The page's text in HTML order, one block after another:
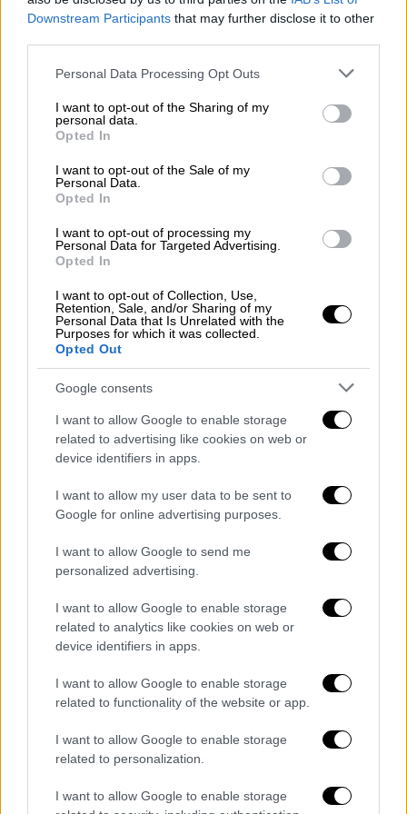
Downstream Participants that may further disclose it to other
Please note that this website/app uses one or more Google
not limited to your visit or usage behaviour. You may click to
grant or deny consent to Google and its third-party tags to
use your data for below specified purposes in below Google
consent section.
Personal Data Processing Opt Outs
I want to opt-out of the Sharing of my
personal data.
Opted In
I want to opt-out of the Sale of my
Personal Data.
Opted In
I want to opt-out of processing my
Personal Data for Targeted Advertising.
Opted In
I want to opt-out of Collection, Use,
Retention, Sale, and/or Sharing of my
Personal Data that Is Unrelated with the
Purposes for which it was collected.
Opted Out
Google consents
I want to allow Google to enable storage
related to advertising like cookies on web or
device identifiers in apps.
I want to allow my user data to be sent to
Google for online advertising purposes.
I want to allow Google to send me
personalized advertising.
I want to allow Google to enable storage
related to analytics like cookies on web or
device identifiers in apps.
I want to allow Google to enable storage
related to functionality of the website or app.
I want to allow Google to enable storage
related to personalization.
I want to allow Google to enable storage
Συνταγές|23.04.2022 08:50
Κοκορέτσι παραδοσιακό
Συνταγή για τον πατροπαράδοτο μεζέ του
πασχαλινού τραπεζιού.
Food & Drink09.10.2020 10:49
Spit Jack: Τατουάζ, μπαλταδάκια και
καυτές σούβλες